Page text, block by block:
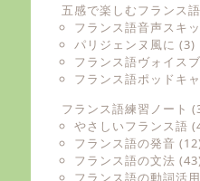
五感で楽しむフランス語
フランス語音声スキ
パリジェンヌ風に (3)
フランス語ヴォイス
フランス語ポッドキ
フランス語練習ノート
やさしいフランス語
フランス語の発音
フランス語の文法
フランス語の動詞活用